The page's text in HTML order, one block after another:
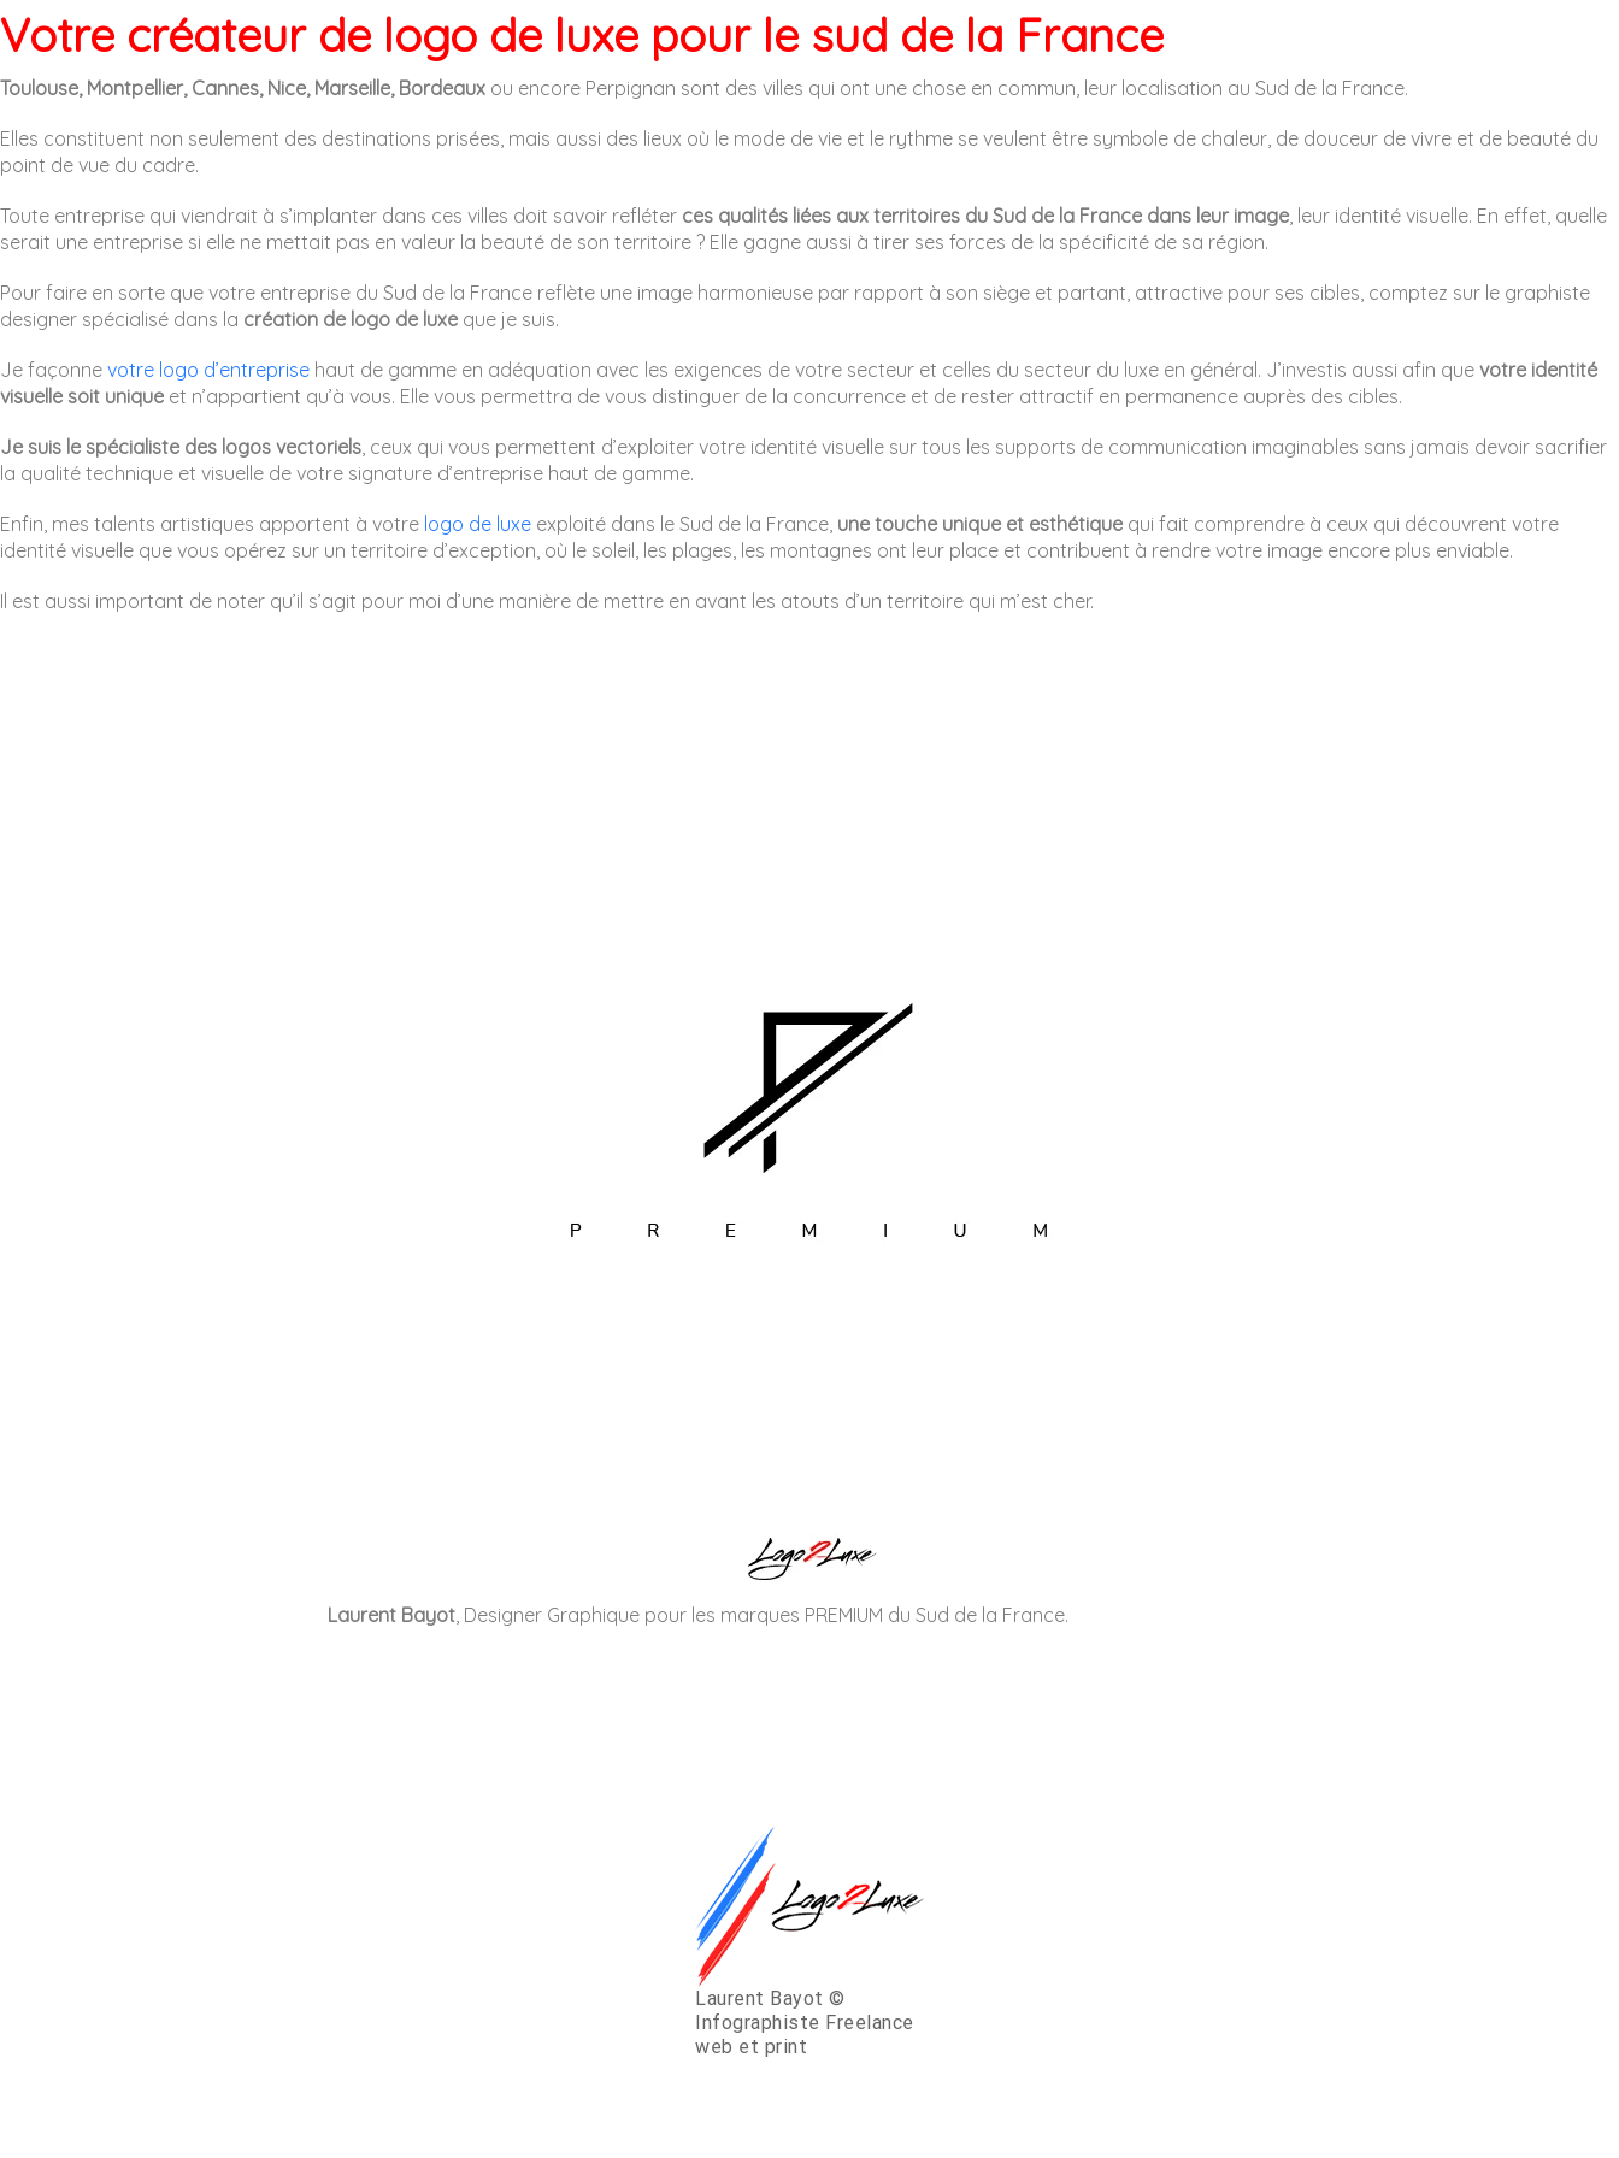
Votre créateur de logo de luxe pour le sud de la France
Toulouse, Montpellier, Cannes, Nice, Marseille, Bordeaux ou encore Perpignan sont des villes qui ont une chose en commun, leur localisation au Sud de la France.
Elles constituent non seulement des destinations prisées, mais aussi des lieux où le mode de vie et le rythme se veulent être symbole de chaleur, de douceur de vivre et de beauté du
point de vue du cadre.
Toute entreprise qui viendrait à s’implanter dans ces villes doit savoir refléter ces qualités liées aux territoires du Sud de la France dans leur image, leur identité visuelle. En effet, quelle
serait une entreprise si elle ne mettait pas en valeur la beauté de son territoire ? Elle gagne aussi à tirer ses forces de la spécificité de sa région.
Pour faire en sorte que votre entreprise du Sud de la France reflète une image harmonieuse par rapport à son siège et partant, attractive pour ses cibles, comptez sur le graphiste
designer spécialisé dans la création de logo de luxe que je suis.
Je façonne votre logo d’entreprise haut de gamme en adéquation avec les exigences de votre secteur et celles du secteur du luxe en général. J’investis aussi afin que votre identité
visuelle soit unique et n’appartient qu’à vous. Elle vous permettra de vous distinguer de la concurrence et de rester attractif en permanence auprès des cibles.
Je suis le spécialiste des logos vectoriels, ceux qui vous permettent d’exploiter votre identité visuelle sur tous les supports de communication imaginables sans jamais devoir sacrifier
la qualité technique et visuelle de votre signature d’entreprise haut de gamme.
Enfin, mes talents artistiques apportent à votre logo de luxe exploité dans le Sud de la France, une touche unique et esthétique qui fait comprendre à ceux qui découvrent votre
identité visuelle que vous opérez sur un territoire d’exception, où le soleil, les plages, les montagnes ont leur place et contribuent à rendre votre image encore plus enviable.
Il est aussi important de noter qu’il s’agit pour moi d’une manière de mettre en avant les atouts d’un territoire qui m’est cher.
Laurent Bayot, Designer Graphique pour les marques PREMIUM du Sud de la France.
Laurent Bayot ©
Infographiste Freelance
web et print